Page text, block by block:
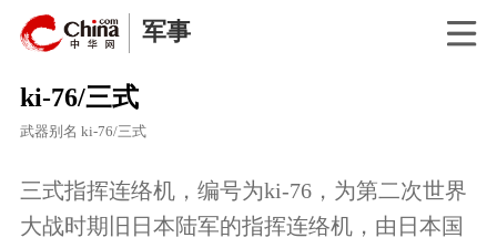
军事
ki-76/三式
武器别名 ki-76/三式
三式指挥连络机，编号为ki-76，为第二次世界
大战时期旧日本陆军的指挥连络机，由日本国